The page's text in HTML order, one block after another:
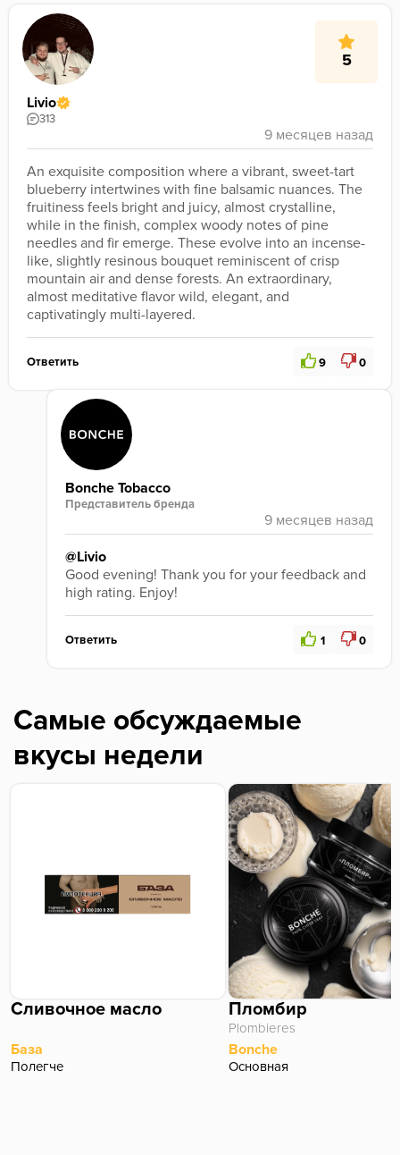
5
Livio
313
An exquisite composition where a vibrant, sweet-tart
blueberry intertwines with fine balsamic nuances. The
fruitiness feels bright and juicy, almost crystalline,
while in the finish, complex woody notes of pine
needles and fir emerge. These evolve into an incense-
like, slightly resinous bouquet reminiscent of crisp
mountain air and dense forests. An extraordinary,
almost meditative flavor wild, elegant, and
captivatingly multi-layered.
Ответить 9 0
Bonche Tobacco
Представитель бренда
@Livio
Good evening! Thank you for your feedback and
high rating. Enjoy!
Ответить 1 0
Самые обсуждаемые
вкусы недели
Сливочное масло
База
Полегче
Пломбир
Plombieres
Bonche
Основная